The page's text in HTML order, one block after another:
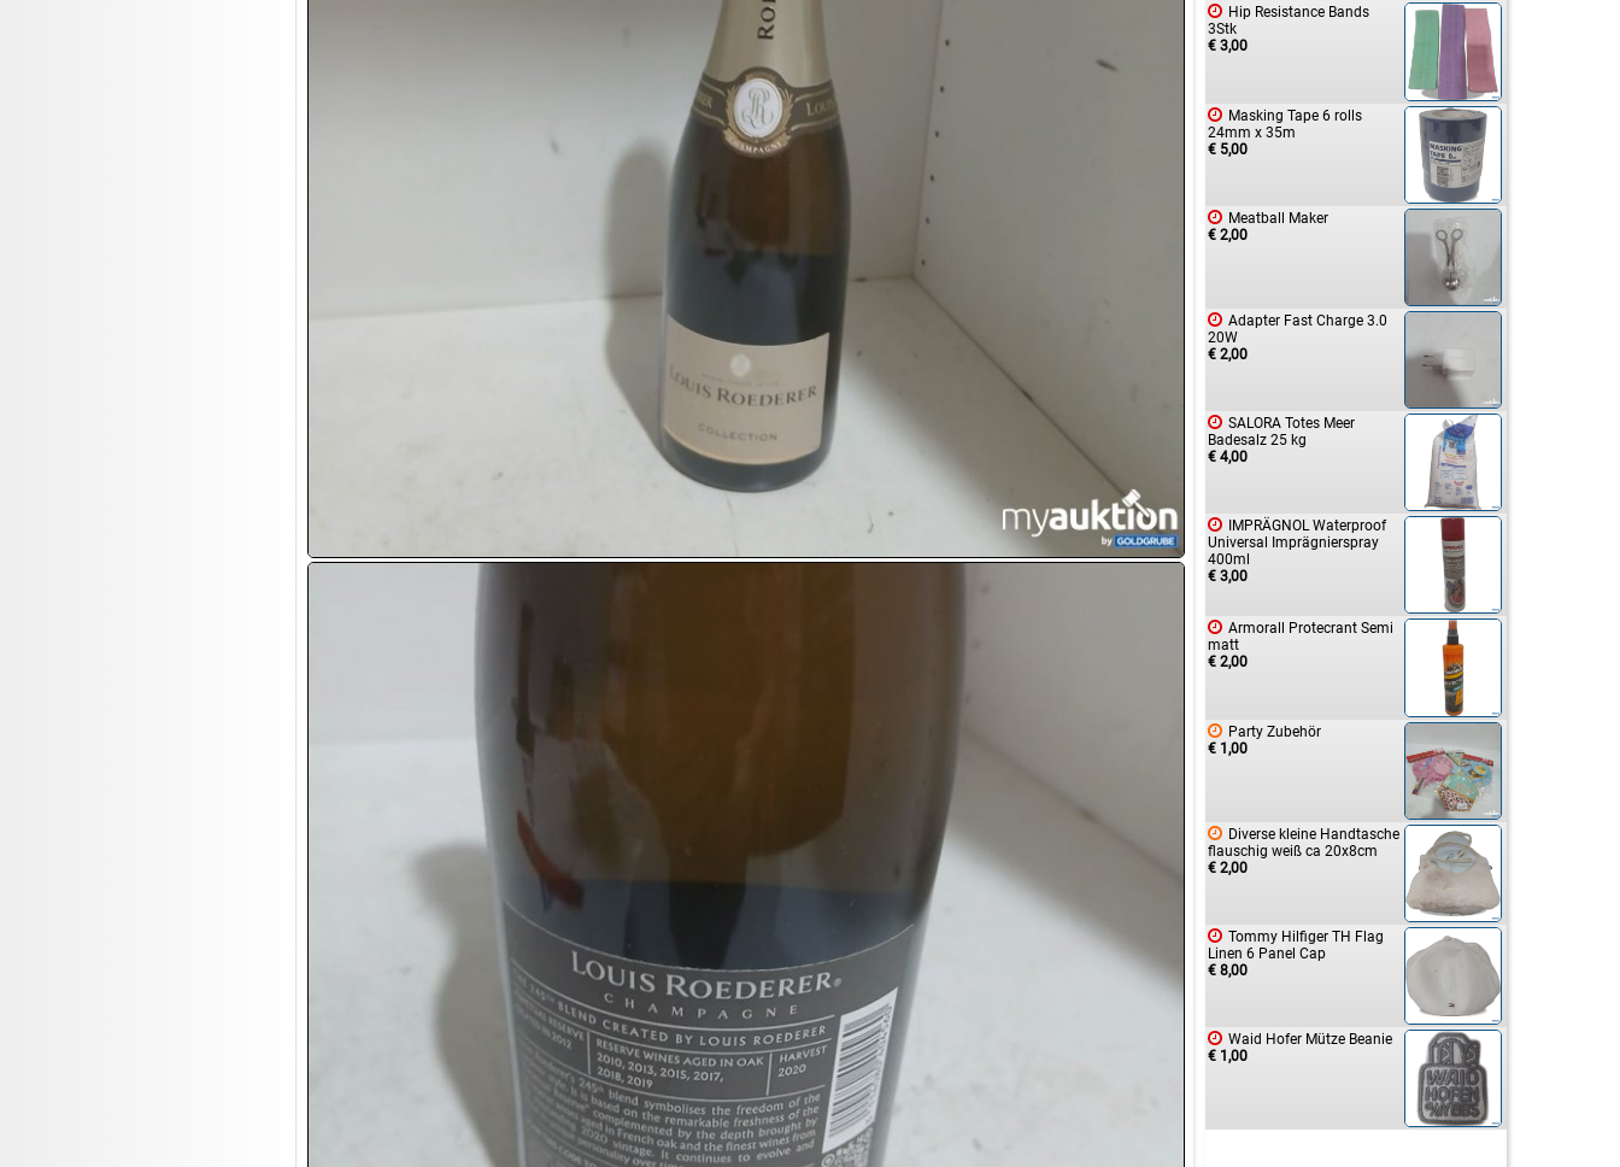
 Hip Resistance Bands
3Stk
€ 3,00
 Masking Tape 6 rolls
24mm x 35m
€ 5,00
 Meatball Maker
€ 2,00
 Adapter Fast Charge 3.0
20W
€ 2,00
 SALORA Totes Meer
Badesalz 25 kg
€ 4,00

IMPRÄGNOL Waterproof
Universal Imprägnierspray
400ml
€ 3,00
 Armorall Protecrant Semi
matt
€ 2,00
 Party Zubehör
€ 1,00
 Diverse kleine Handtasche
flauschig weiß ca 20x8cm
€ 2,00
 Tommy Hilfiger TH Flag
Linen 6 Panel Cap
€ 8,00
 Waid Hofer Mütze Beanie
€ 1,00